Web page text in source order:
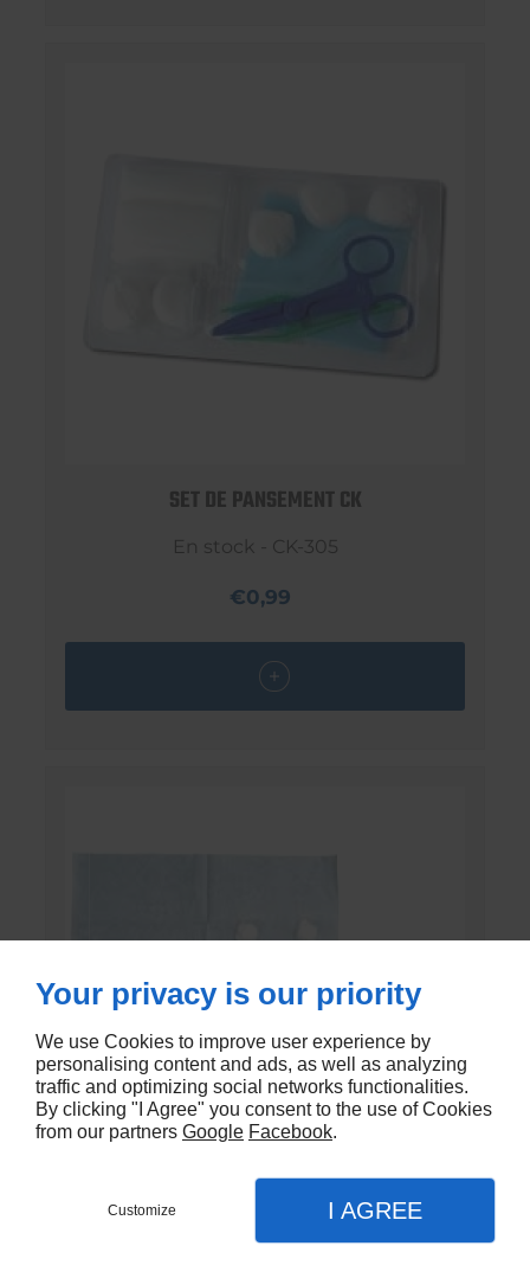
SET DE PANSEMENT CK
En stock - CK-305
€0,99
SET DE PANSEMENT DK
Your privacy is our priority
We use Cookies to improve user experience by
personalising content and ads, as well as analyzing
traffic and optimizing social networks functionalities.
By clicking "I Agree" you consent to the use of Cookies
from our partners Google Facebook.
Customize I AGREE